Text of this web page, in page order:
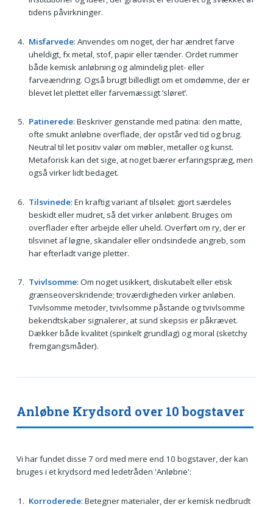
tidens påvirkninger.
Misfarvede: Anvendes om noget, der har ændret farve
uheldigt, fx metal, stof, papir eller tænder. Ordet rummer
både kemisk anløbning og almindelig plet- eller
farveændring. Også brugt billedligt om et omdømme, der er
blevet let plettet eller farvemæssigt ’sløret’.
Patinerede: Beskriver genstande med patina: den matte,
ofte smukt anløbne overflade, der opstår ved tid og brug.
Neutral til let positiv valør om møbler, metaller og kunst.
Metaforisk kan det sige, at noget bærer erfaringspræg, men
også virker lidt bedaget.
Tilsvinede: En kraftig variant af tilsølet: gjort særdeles
beskidt eller mudret, så det virker anløbent. Bruges om
overflader efter arbejde eller uheld. Overført om ry, der er
tilsvinet af løgne, skandaler eller ondsindede angreb, som
har efterladt varige pletter.
Tvivlsomme: Om noget usikkert, diskutabelt eller etisk
grænseoverskridende; troværdigheden virker anløben.
Tvivlsomme metoder, tvivlsomme påstande og tvivlsomme
bekendtskaber signalerer, at sund skepsis er påkrævet.
Dækker både kvalitet (spinkelt grundlag) og moral (sketchy
fremgangsmåder).
Anløbne Krydsord over 10 bogstaver
Vi har fundet disse 7 ord med mere end 10 bogstaver, der kan
bruges i et krydsord med ledetråden 'Anløbne':
Korroderede: Betegner materialer, der er kemisk nedbrudt